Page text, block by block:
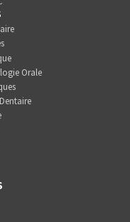
Orale